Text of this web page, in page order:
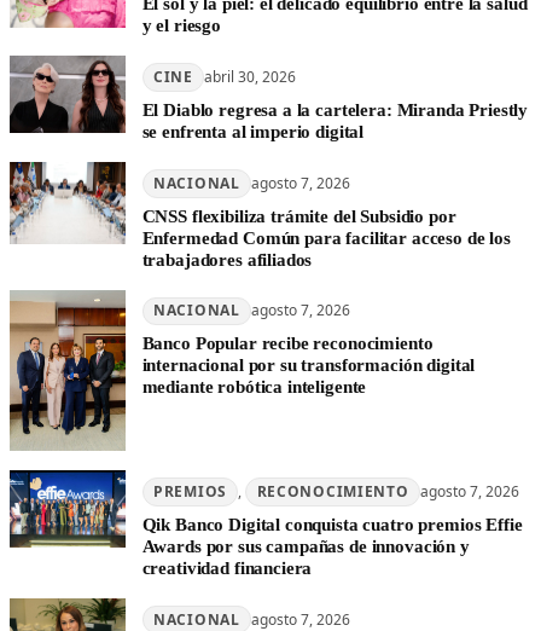
El sol y la piel: el delicado equilibrio entre la salud
y el riesgo
CINE abril 30, 2026
El Diablo regresa a la cartelera: Miranda Priestly
se enfrenta al imperio digital
NACIONAL agosto 7, 2026
CNSS flexibiliza trámite del Subsidio por
Enfermedad Común para facilitar acceso de los
trabajadores afiliados
NACIONAL agosto 7, 2026
Banco Popular recibe reconocimiento
internacional por su transformación digital
mediante robótica inteligente
PREMIOS , RECONOCIMIENTO agosto 7, 2026
Qik Banco Digital conquista cuatro premios Effie
Awards por sus campañas de innovación y
creatividad financiera
NACIONAL agosto 7, 2026